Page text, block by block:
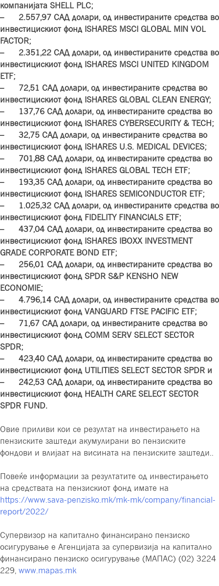
компанијата SHELL PLC;
– 2.557,97 САД долари, од инвестираните средства во
инвестицискиот фонд ISHARES MSCI GLOBAL MIN VOL
FACTOR;
– 2.351,22 САД долари, од инвестираните средства во
инвестицискиот фонд ISHARES MSCI UNITED KINGDOM
ETF;
– 72,51 САД долари, од инвестираните средства во
инвестицискиот фонд ISHARES GLOBAL CLEAN ENERGY;
– 137,76 САД долари, од инвестираните средства во
инвестицискиот фонд ISHARES CYBERSECURITY & TECH;
– 32,75 САД долари, од инвестираните средства во
инвестицискиот фонд ISHARES U.S. MEDICAL DEVICES;
– 701,88 САД долари, од инвестираните средства во
инвестицискиот фонд ISHARES GLOBAL TECH ETF;
– 193,35 САД долари, од инвестираните средства во
инвестицискиот фонд ISHARES SEMICONDUCTOR ETF;
– 1.025,32 САД долари, од инвестираните средства во
инвестицискиот фонд FIDELITY FINANCIALS ETF;
– 437,04 САД долари, од инвестираните средства во
инвестицискиот фонд ISHARES IBOXX INVESTMENT
GRADE CORPORATE BOND ETF;
– 256,01 САД долари, од инвестираните средства во
инвестицискиот фонд SPDR S&P KENSHO NEW
ECONOMIE;
– 4.796,14 САД долари, од инвестираните средства во
инвестицискиот фонд VANGUARD FTSE PACIFIC ETF;
– 71,67 САД долари, од инвестираните средства во
инвестицискиот фонд COMM SERV SELECT SECTOR
SPDR;
– 423,40 САД долари, од инвестираните средства во
инвестицискиот фонд UTILITIES SELECT SECTOR SPDR и
– 242,53 САД долари, од инвестираните средства во
инвестицискиот фонд HEALTH CARE SELECT SECTOR
SPDR FUND.
Овие приливи кои се резултат на инвестирањето на
пензиските заштеди акумулирани во пензиските
фондови и влијаат на висината на пензиските заштеди..
Повеќе информации за резултатите од инвестирањето
на средствата на пензискиот фонд имате на
https://www.sava-penzisko.mk/mk-mk/company/financial-
report/2022/
Супервизор на капитално финансирано пензиско
осигурување е Агенцијата за супервизија на капитално
финансирано пензиско осигурување (МАПАС) (02) 3224
229, www.mapas.mk